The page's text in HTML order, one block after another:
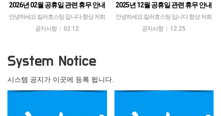
2026년 02월 공휴일 관련 휴무 안내
안녕하세요.킬러호스팅 입니다.항상 저희
서비스를 이용해 주시는 고객님께 감사드
공지사항 | 02.12
2025년 12월 공휴일 관련 휴무 안내
안녕하세요.킬러호스팅 입니다.항상 저희
서비스를 이용해 주시는 고객님께 감사드
공지사항 | 12.25
System Notice
시스템 공지가 이곳에 등록 됩니다.